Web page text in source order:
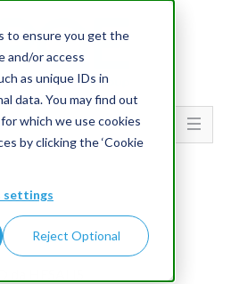
to ensure you get the
and/or access
as unique IDs in
data. You may find out
which we use cookies
by clicking the ‘Cookie
settings
Reject Optional